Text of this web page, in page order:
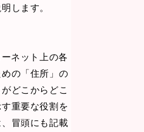
します。
ネット上の各
の「住所」の
どこからどこ
重要な役割を
冒頭にも記載